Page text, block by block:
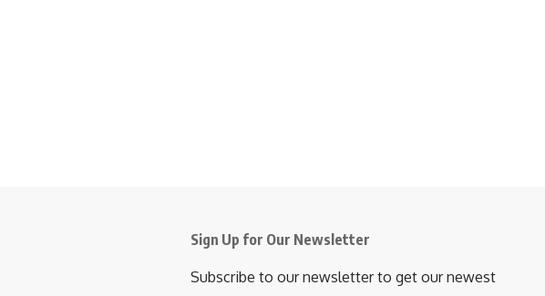
Sign Up for Our Newsletter
Subscribe to our newsletter to get our newest